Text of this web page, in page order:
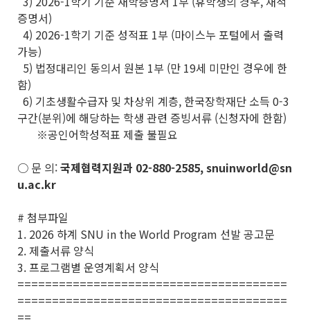
증명서)
4) 2026-1학기 기준 성적표 1부 (마이스누 포털에서 출력
가능)
5) 법정대리인 동의서 원본 1부 (만 19세 미만인 경우에 한
함)
6) 기초생활수급자 및 차상위 계층, 한국장학재단 소득 0-3
구간(분위)에 해당하는 학생 관련 증빙서류 (신청자에 한함)
※공인어학성적표 제출 불필요
○ 문 의:국제협력지원과 02-880-2585, snuinworld@sn
u.ac.kr
# 첨부파일
1. 2026 하계 SNU in the World Program 선발 공고문
2. 제출서류 양식
3. 프로그램별 운영계획서 양식
=======================================
=======================================
==